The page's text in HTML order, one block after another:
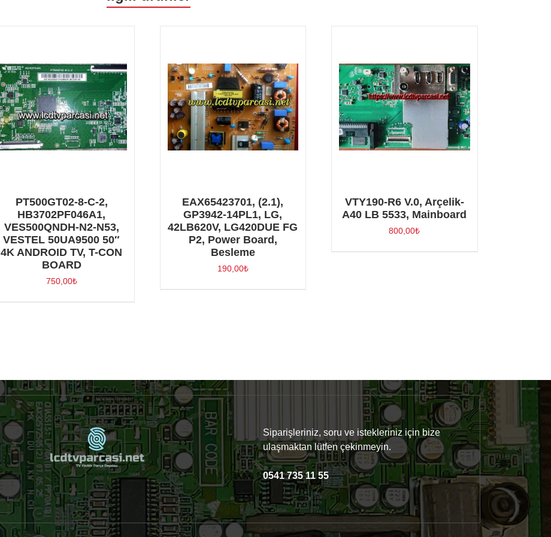
PT500GT02-8-C-2,
HB3702PF046A1,
VES500QNDH-N2-N53,
VESTEL 50UA9500 50″
4K ANDROID TV, T-CON
BOARD
750,00₺
EAX65423701, (2.1),
GP3942-14PL1, LG,
42LB620V, LG420DUE FG
P2, Power Board,
Besleme
190,00₺
VTY190-R6 V.0, Arçelik-
A40 LB 5533, Mainboard
800,00₺
Siparişleriniz, soru ve istekleriniz için bize
ulaşmaktan lütfen çekinmeyin.
0541 735 11 55